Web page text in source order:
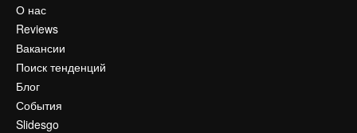
О нас
Reviews
Вакансии
Поиск тенденций
Блог
События
Slidesgo